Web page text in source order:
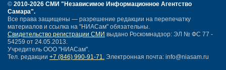
© 2010-2026 СМИ "Независимое Информационное Агентство
Самара".
Все права защищены — разрешение редакции на перепечатку
материалов и ссылка на "НИАСам" обязательны.
Свидетельство регистрации СМИ выдано Роскомнадзор: ЭЛ № ФС 77 -
54259 от 24.05.2013.
Учредитель ООО "НИАСам".
Тел. редакции +7 (846) 990-91-71. Электронная почта: info@niasam.ru